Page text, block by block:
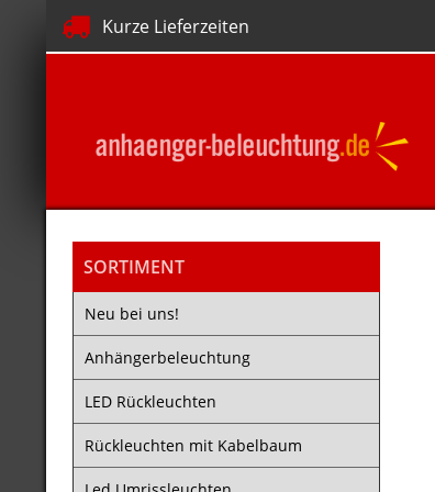
Kurze Lieferzeiten
SORTIMENT
Neu bei uns!
Anhängerbeleuchtung
LED Rückleuchten
Rückleuchten mit Kabelbaum